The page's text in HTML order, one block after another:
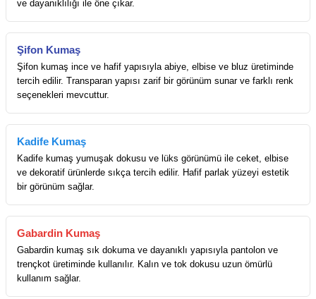
ve dayanıklılığı ile öne çıkar.
Şifon Kumaş
Şifon kumaş ince ve hafif yapısıyla abiye, elbise ve bluz üretiminde
tercih edilir. Transparan yapısı zarif bir görünüm sunar ve farklı renk
seçenekleri mevcuttur.
Kadife Kumaş
Kadife kumaş yumuşak dokusu ve lüks görünümü ile ceket, elbise
ve dekoratif ürünlerde sıkça tercih edilir. Hafif parlak yüzeyi estetik
bir görünüm sağlar.
Gabardin Kumaş
Gabardin kumaş sık dokuma ve dayanıklı yapısıyla pantolon ve
trençkot üretiminde kullanılır. Kalın ve tok dokusu uzun ömürlü
kullanım sağlar.